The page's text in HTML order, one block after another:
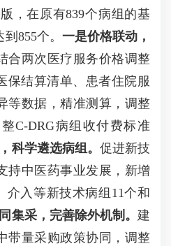
，在原有839个病组的基
855个。 一是价格联动，
合两次医疗服务价格调整
保结算清单、患者住院服
等数据，精准测算，调整
C-DRG病组收付费标准
科学遴选病组。 促进新技
持中医药事业发展，新增
介入等新技术病组11个和
集采，完善除外机制。建
带量采购政策协同，调整